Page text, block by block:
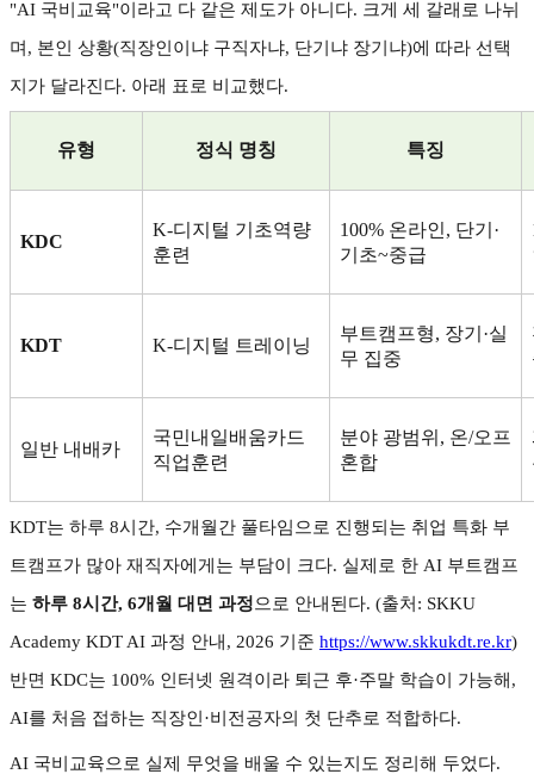
"AI 국비교육"이라고 다 같은 제도가 아니다. 크게 세 갈래로 나뉘
며 , 본인 상황(직장인이냐 구직자냐, 단기냐 장기냐)에 따라 선택
지가 달라진다. 아래 표로 비교했다.
유형 정식 명칭 특징
KDC
K-디지털 기초역량
훈련
100% 온라인, 단기 ·
기초~중급
KDT K-디지털 트레이닝
부트캠프형, 장기 ·실
무 집중
일반 내배카
국민내일배움카드
직업훈련
분야 광범위 , 온/오프
혼합
KDT는 하루 8시간, 수개월간 풀타임으로 진행되는 취업 특화 부
트캠프가 많아 재직자에게는 부담이 크다. 실제로 한 AI 부트캠프
는 하루 8시간, 6개월 대면 과정으로 안내된다. (출처 : SKKU
Academy KDT AI 과정 안내 , 2026 기준 https://www.skkukdt.re.kr)
반면 KDC는 100% 인터넷 원격이라 퇴근 후·주말 학습이 가능해 ,
AI를 처음 접하는 직장인·비전공자의 첫 단추로 적합하다.
AI 국비교육으로 실제 무엇을 배울 수 있는지도 정리해 두었다.